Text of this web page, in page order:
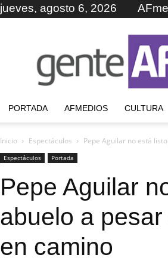
jueves, agosto 6, 2026
PORTADA AFMEDIOS CULTURA
Inicio Espectáculos Pepe Aguilar no está
Espectáculos Portada
Pepe Aguilar
abuelo a
en camino